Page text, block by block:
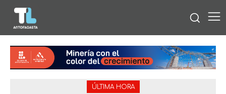
ÚLTIMA HORA